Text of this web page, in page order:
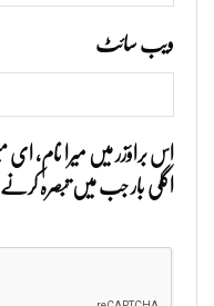
ویب‌ سائٹ
اس براؤزر میں میرا نام،
اگلی بار جب میں تبصرہ